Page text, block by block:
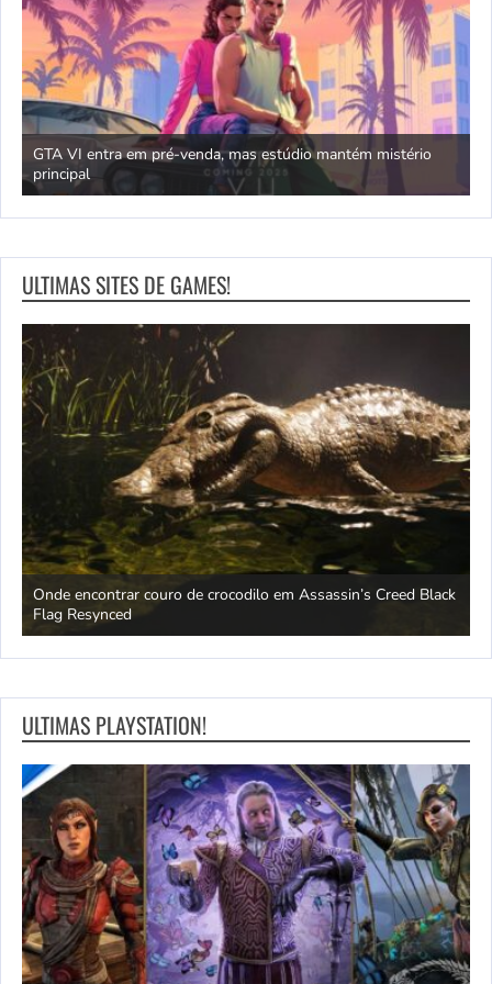
GTA VI entra em pré-venda, mas estúdio mantém mistério
principal
ULTIMAS SITES DE GAMES!
Onde encontrar couro de crocodilo em Assassin’s Creed Black
Flag Resynced
ULTIMAS PLAYSTATION!